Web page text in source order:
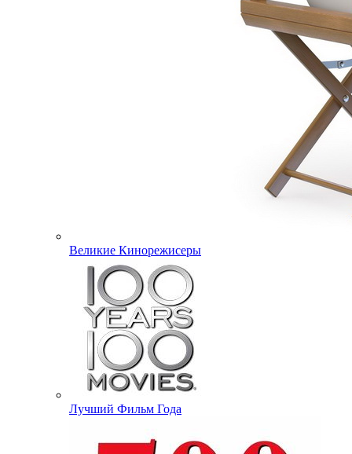
Великие Кинорежисеры
Лучший Фильм Года